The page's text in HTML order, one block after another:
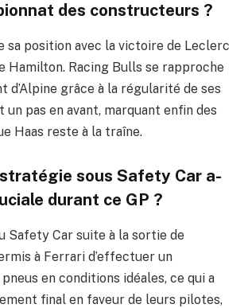
des constructeurs ?
sa position avec la victoire de Leclerc
Hamilton. Racing Bulls se rapproche
d’Alpine grâce à la régularité de ses
pas en avant, marquant enfin des
Haas reste à la traîne.
sous Safety Car a-
durant ce GP ?
Safety Car suite à la sortie de
à Ferrari d’effectuer un
en conditions idéales, ce qui a
final en faveur de leurs pilotes,